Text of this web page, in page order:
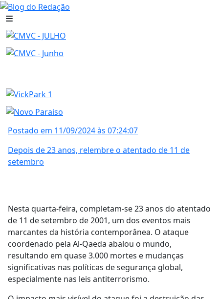
Postado em 11/09/2024 às 07:24:07
Depois de 23 anos, relembre o atentado de 11 de
setembro
Nesta quarta-feira, completam-se 23 anos do atentado
de 11 de setembro de 2001, um dos eventos mais
marcantes da história contemporânea. O ataque
coordenado pela Al-Qaeda abalou o mundo,
resultando em quase 3.000 mortes e mudanças
significativas nas políticas de segurança global,
especialmente nas leis antiterrorismo.